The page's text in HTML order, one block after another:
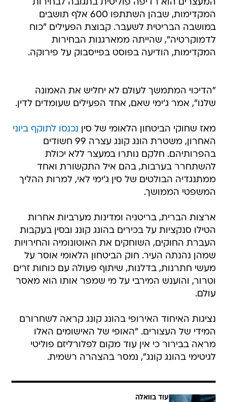
המעצרים הוא רדיפה פוליטית בתגובה לבחירות
המקדימות, שבהן השתתפו 600 אלף תושבים
במושבה הבריטית לשעבר. קבוצת הפעילים "כוח
לדמוקרטיה", שהייתה ממארגנות הבחירות
המקדימות, הודיעה בפוסט בפייסבוק על פירוקה.
"הדיכוי המתמשך לעולם לא יחליש את האמונה
שלנו", אמר ג'ימי שאם, אחד הפעילים שעומדים לדין.
מאז שחוקי הביטחון הלאומי של סין נכנסו לתוקף ביוני
האחרון, משטרת הונג קונג עצרה 99 חשודים
בהפרותיהם. חלקם נותרו במעצר ללא יכולת
להשתחרר בערבות, בהם איל התקשורת ואחד
ממתנגדיה הבולטים של סין ג'ימי לאי, למרות ההליך
המשפטי הממושך.
ארצות הברית, בריטניה ומדינות מערביות אחרות
הטילו סנקציות על בכירים בהונג קונג ובסין בעקבות
העברת החוקים, השוחקים את האוטונומיה והחירויות
שמהן נהנתה העיר. חוק הביטחון הלאומי אוסר על
מעשי חתרנות, בדלנות, שיתוף פעולה עם כוחות זרים
וטרור, והוענש המירבי על מי שמפר אותו הוא מאסר
עולם.
נציגות האיחוד האירופי בהונג קונג קראה לשחרורם
המידי של העצורים. "האופי של האישומים האלו
מראה בבירור כי אין עוד מקום לפלורליזם פוליטי
לגיטימי בהונג קונג", נמסר בהצהרה רשמית.
עוד בוואלה